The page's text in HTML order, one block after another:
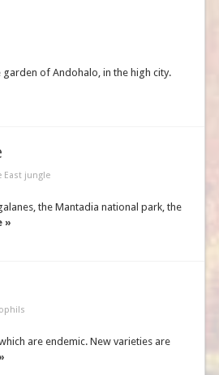
of Andohalo, in the high city.
East jungle
the Mantadia national park, the
»
are endemic. New varieties are